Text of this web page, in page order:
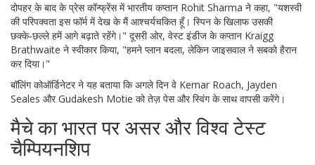
दोपहर के बाद के प्रेस कॉन्फ्रेंस में भारतीय कप्तान Rohit Sharma ने कहा, "यशस्वी
की परिपक्वता इस फॉर्म में देख के मैं आश्चर्यचकित हूँ। स्पिन के खिलाफ उसकी
छक्के‑छल्ले हमें आगे बढ़ाते रहेंगे।" दूसरी ओर, वेस्ट इंडीज के कप्तान Kraigg
Brathwaite ने स्वीकार किया, "हमने प्लान बदला, लेकिन जाइसवाल ने सबको हैरान
कर दिया।"
बॉलिंग कोऑर्डिनेटर ने यह बताया कि अगले दिन वे Kemar Roach, Jayden
Seales औरGudakesh Motie को तेज़ पेस और स्विंग के साथ वापसी करेंगे।
मैचे का भारत पर असर और विश्व टेस्ट
चैम्पियनशिप